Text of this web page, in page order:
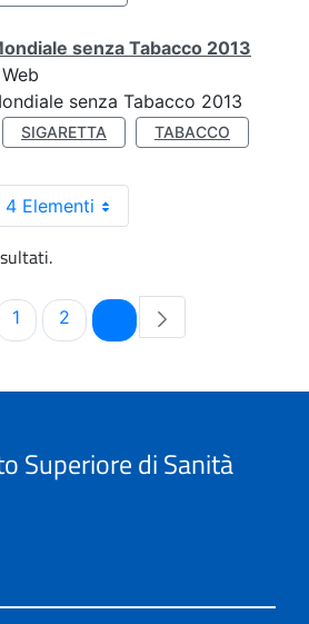
senza Tabacco 2013
senza Tabacco 2013
SIGARETTA TABACCO
4 Elementi
Pagina
1 Pagina
2 Pagina
Superiore di Sanità